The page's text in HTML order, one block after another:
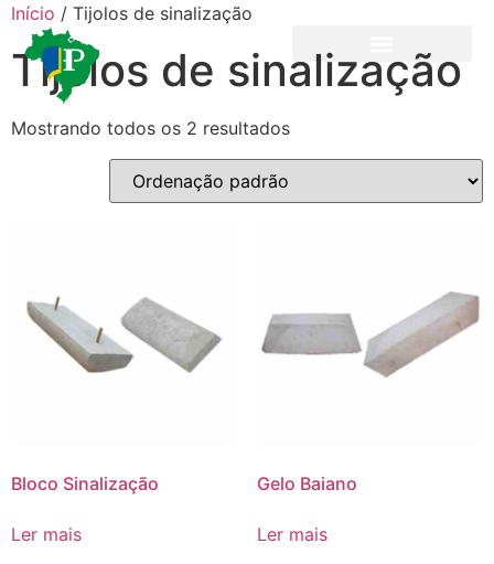
Início / Tijolos de sinalização
Tijolos de sinalização
Mostrando todos os 2 resultados
Bloco Sinalização
Ler mais
Gelo Baiano
Ler mais